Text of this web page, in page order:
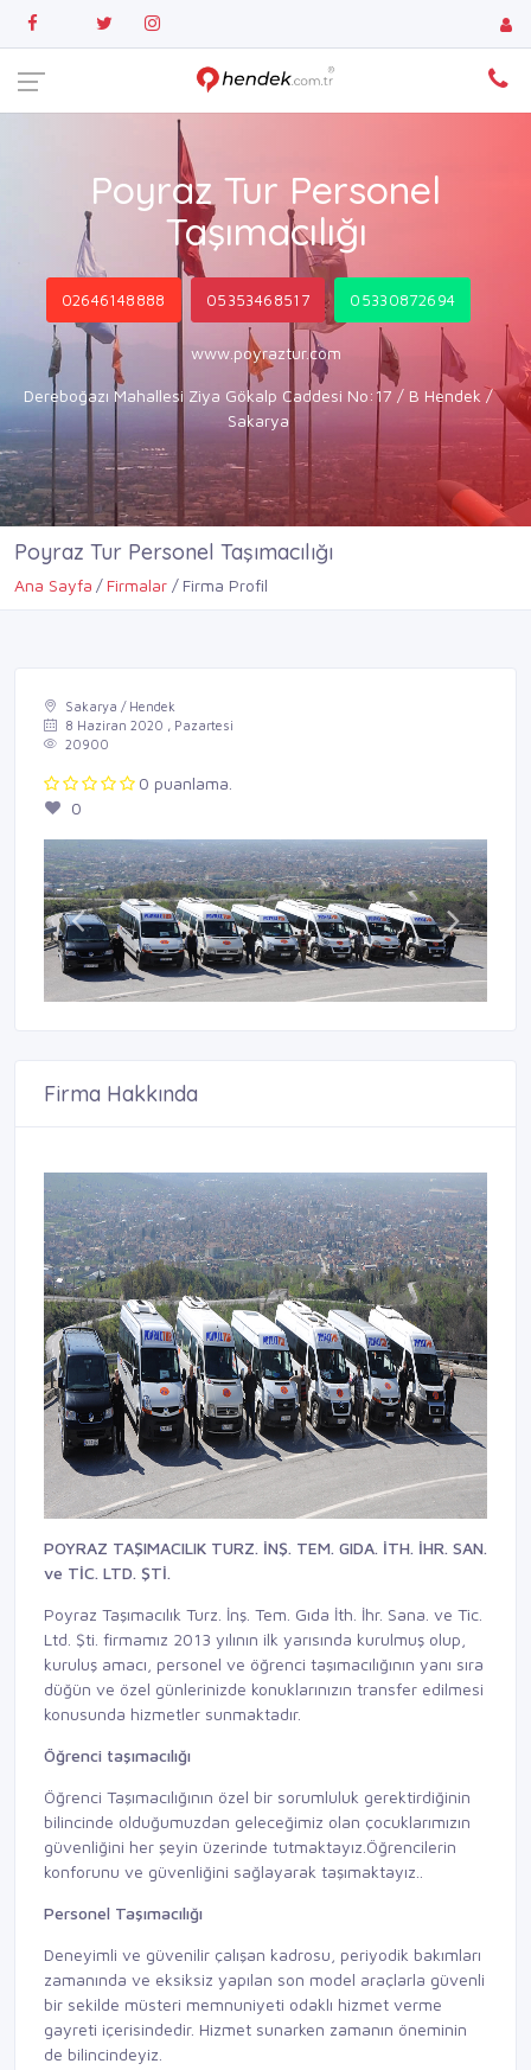
Poyraz Tur Personel
Taşımacılığı
02646148888 05353468517 05330872694
www.poyraztur.com
Dereboğazı Mahallesi Ziya Gökalp Caddesi No:17 / B Hendek /
Sakarya
Poyraz Tur Personel Taşımacılığı
Ana Sayfa Firmalar Firma Profil
Sakarya / Hendek
8 Haziran 2020 , Pazartesi
20900
0 puanlama.
0
Firma Hakkında
POYRAZ TAŞIMACILIK TURZ. İNŞ. TEM. GIDA. İTH. İHR. SAN.
ve TİC. LTD. ŞTİ.
Poyraz Taşımacılık Turz. İnş. Tem. Gıda İth. İhr. Sana. ve Tic.
Ltd. Şti. firmamız 2013 yılının ilk yarısında kurulmuş olup,
kuruluş amacı, personel ve öğrenci taşımacılığının yanı sıra
düğün ve özel günlerinizde konuklarınızın transfer edilmesi
konusunda hizmetler sunmaktadır.
Öğrenci taşımacılığı
Öğrenci Taşımacılığının özel bir sorumluluk gerektirdiğinin
bilincinde olduğumuzdan geleceğimiz olan çocuklarımızın
güvenliğini her şeyin üzerinde tutmaktayız.Öğrencilerin
konforunu ve güvenliğini sağlayarak taşımaktayız..
Personel Taşımacılığı
Deneyimli ve güvenilir çalışan kadrosu, periyodik bakımları
zamanında ve eksiksiz yapılan son model araçlarla güvenli
bir sekilde müsteri memnuniyeti odaklı hizmet verme
gayreti içerisindedir. Hizmet sunarken zamanın öneminin
de bilincindeyiz.